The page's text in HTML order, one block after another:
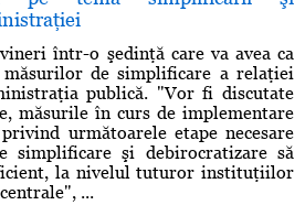
într-o şedinţă care va avea ca
de simplificare a relaţiei
publică. "Vor fi discutate
măsurile în curs de implementare
următoarele etape necesare
simplificare şi debirocratizare să
la nivelul tuturor instituţiilor
...